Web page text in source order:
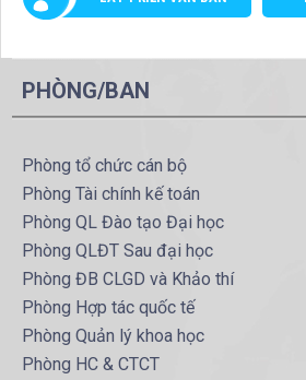
PHÒNG/BAN
Phòng tổ chức cán bộ
Phòng Tài chính kế toán
Phòng QL Đào tạo Đại học
Phòng QLĐT Sau đại học
Phòng ĐB CLGD và Khảo thí
Phòng Hợp tác quốc tế
Phòng Quản lý khoa học
Phòng HC & CTCT